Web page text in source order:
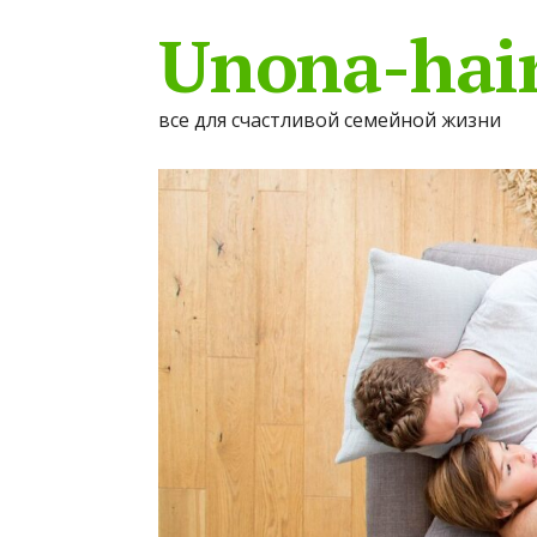
Unona-
все для счастливой семейной жизни